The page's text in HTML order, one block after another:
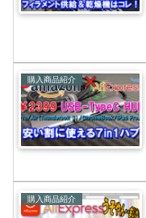
購入商品紹介
購入商品紹介